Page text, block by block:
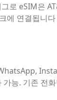
로 eSIM은
에 연결됩니다
능. 기존 전